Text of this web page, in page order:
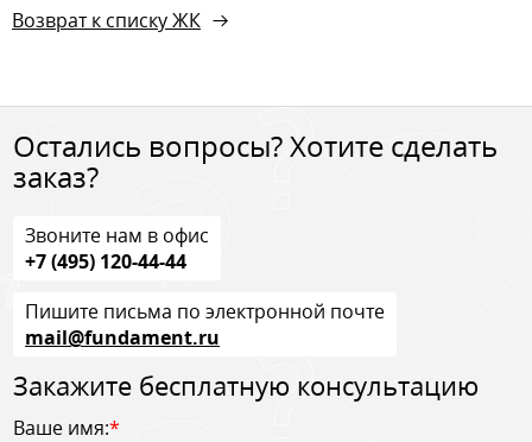
Возврат к списку ЖК
Остались вопросы? Хотите сделать
заказ?
Звоните нам в офис
+7 (495) 120-44-44
Пишите письма по электронной почте
mail@fundament.ru
Закажите бесплатную консультацию
Ваше имя:*